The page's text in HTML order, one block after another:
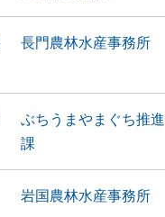
長門農林水産事務所
ぶちうまやまぐち推進
課
岩国農林水産事務所